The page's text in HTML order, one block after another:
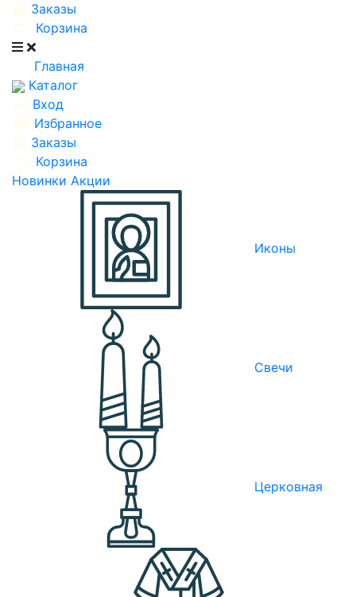
Заказы
Корзина
Главная
Каталог
Вход
Избранное
Заказы
Корзина
Новинки Акции
Иконы
Свечи
Церковная